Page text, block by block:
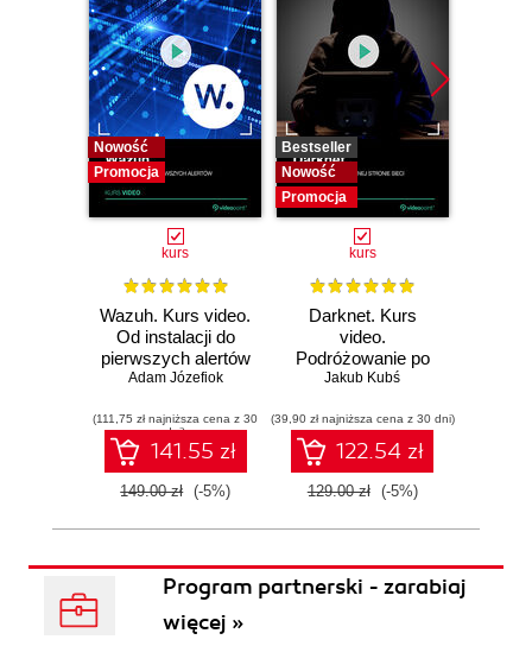
Nowość
Promocja
kurs
Wazuh. Kurs video.
Od instalacji do
pierwszych alertów
Adam Józefiok
(111,75 zł najniższa cena z 30
dni)
141.55 zł
149.00 zł (-5%)
Bestseller
Nowość
Promocja
kurs
Darknet. Kurs
video.
Podróżowanie po
ciemnej stronie
Jakub Kubś
(39,90 zł najniższa cena z 30 dni)
122.54 zł
129.00 zł (-5%)
Program partnerski - zarabiaj
więcej »